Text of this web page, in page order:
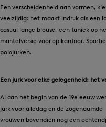
Een verscheidenheid aan vormen,
veelzijdig: het maakt indruk als een
casual lange blouse, een tuniek op
mantelversie voor op kantoor.
polojurken.
Een jurk voor elke gelegenheid: het
Al aan het begin van de 19e eeuw
jurk voor alledag en de
vrouwen bovendien nog een